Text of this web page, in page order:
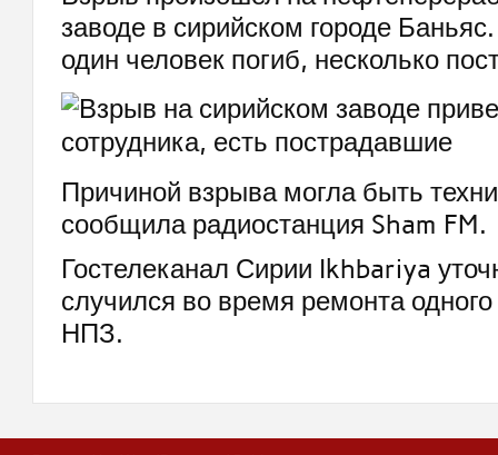
заводе в сирийском городе
один человек погиб, несколько
Причиной взрыва могла быть
сообщила радиостанция Sham FM.
Гостелеканал Сирии Ikhbariya
случился во время ремонта одного
НПЗ.